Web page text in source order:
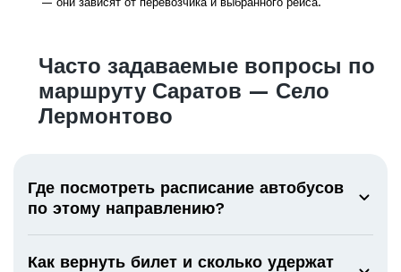
Часто задаваемые вопросы по
маршруту Саратов — Село
Лермонтово
Где посмотреть расписание автобусов
по этому направлению?
Как вернуть билет и сколько удержат